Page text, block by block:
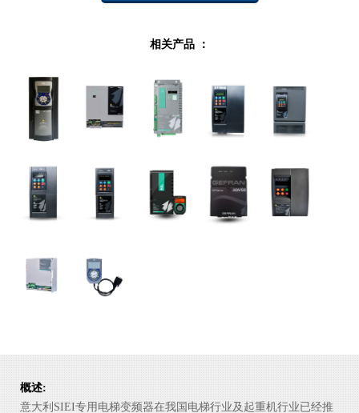
相关产品 ：
概述:
意大利SIEI专用电梯变频器在我国电梯行业及起重机行业已经推